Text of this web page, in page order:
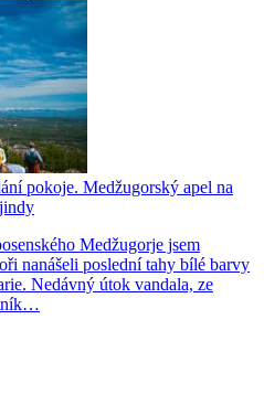
pokoje. Medžugorský apel na
Medžugorje jsem
nanášeli poslední tahy bílé barvy
Nedávný útok vandala, ze